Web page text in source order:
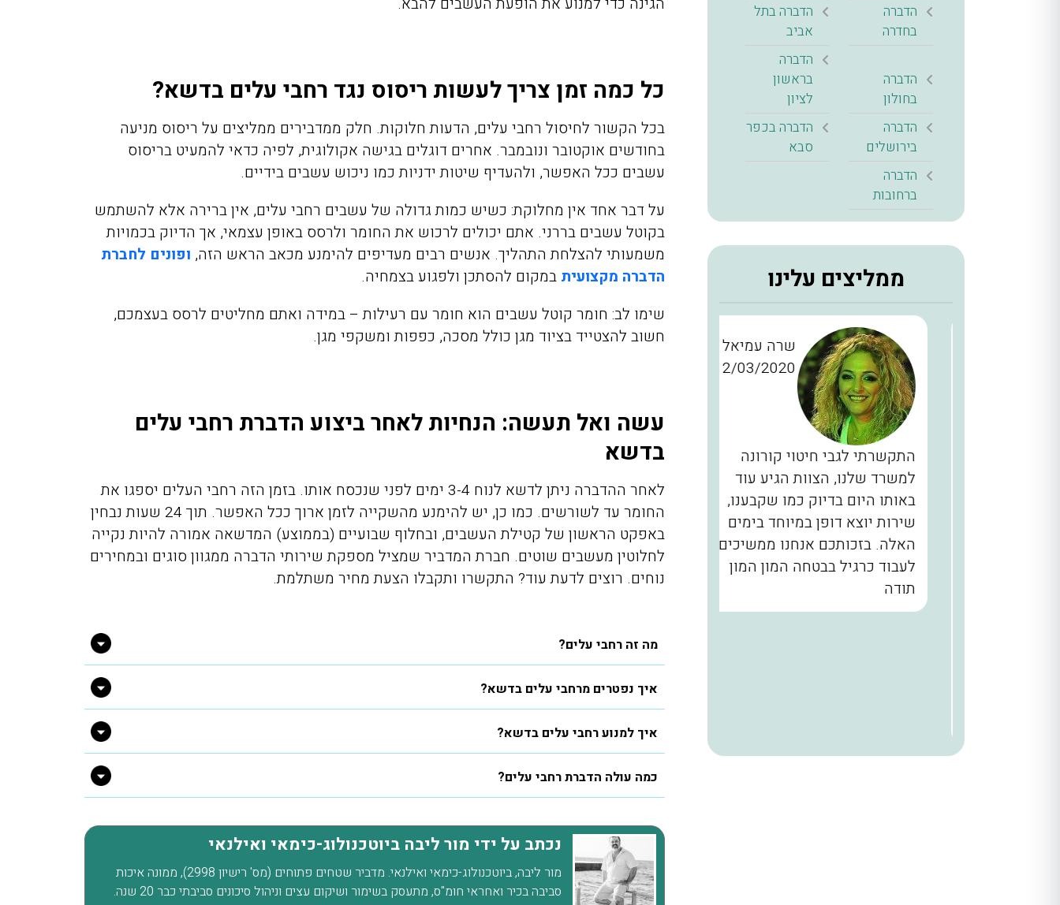
הדברה
בחדרה
הדברה בתל
אביב
הדברה
בחולון
הדברה
בראשון
לציון
הדברה
בירושלים
הדברה בכפר
סבא
הדברה
ברחובות
ממליצים עלינו
שרה עמיאל
12/03/2020
התקשרתי לגבי חיטוי קורונה
למשרד שלנו, הצוות הגיע עוד
באותו היום בדיוק כמו שקבענו,
שירות יוצא דופן במיוחד בימים
האלה. בזכותכם אנחנו ממשיכים
לעבוד כרגיל בבטחה המון המון
תודה
אריאלה לוין
הזמנתי אתכם לצורך הדברת
טרמיטים שהיו לנו בחדר שינה
בפרקט, הגיע בחור בשם דני ביצע
את העבודה בצורה מושלמת וגם
נתן לנו אחריות ככה שאנחנו
רגועים, חודשיים אחרי ואין זכר
לטרמיטים. תודה על השירות
הגיע עם כפפות ומסכה כמו
הדברה של ג'וקים בדירה בפרדס
חנה, אחרי 50 דקות המדביר כבר
היה פה, פשוט תענוג של שירות
אין דברים כאלה. תודה
לא ידענו בהתחלה ממה
נעקצים בלילה זה היה
כולם כבר החליטו שיש לנו
פשפשים בכל הבית עד
מטעמכם בדק וראה שיש
לעשות טיפול רק בחדר
הוגן, יושרה, אין לי ספק
וכאשר אצטרך מדביר
למי לפנות.
כל כמה זמן צריך לעשות ריסוס נגד רחבי עלים בדשא?
בכל הקשור לחיסול רחבי עלים, הדעות חלוקות. חלק ממדבירים ממליצים על ריסוס מניעה
בחודשים אוקטובר ונובמבר. אחרים דוגלים בגישה אקולוגית, לפיה כדאי להמעיט בריסוס
עשבים ככל האפשר, ולהעדיף שיטות ידניות כמו ניכוש עשבים בידיים.
על דבר אחד אין מחלוקת: כשיש כמות גדולה של עשבים רחבי עלים, אין ברירה אלא להשתמש
בקוטל עשבים בררני. אתם יכולים לרכוש את החומר ולרסס באופן עצמאי, אך הדיוק בכמויות
משמעותי להצלחת התהליך. אנשים רבים מעדיפים להימנע מכאב הראש הזה, ופונים לחברת
הדברה מקצועית במקום להסתכן ולפגוע בצמחיה.
שימו לב: חומר קוטל עשבים הוא חומר עם רעילות – במידה ואתם מחליטים לרסס בעצמכם,
חשוב להצטייד בציוד מגן כולל מסכה, כפפות ומשקפי מגן.
עשה ואל תעשה: הנחיות לאחר ביצוע הדברת רחבי עלים
בדשא
לאחר ההדברה ניתן לדשא לנוח 3-4 ימים לפני שנכסח אותו. בזמן הזה רחבי העלים יספגו את
החומר עד לשורשים. כמו כן, יש להימנע מהשקייה לזמן ארוך ככל האפשר. תוך 24 שעות נבחין
באפקט הראשון של קטילת העשבים, ובחלוף שבועיים (בממוצע) המדשאה אמורה להיות נקייה
לחלוטין מעשבים שוטים. חברת המדביר שמציל מספקת שירותי הדברה ממגוון סוגים ובמחירים
נוחים. רוצים לדעת עוד? התקשרו ותקבלו הצעת מחיר משתלמת.
מה זה רחבי עלים?
איך נפטרים מרחבי עלים בדשא?
איך למנוע רחבי עלים בדשא?
כמה עולה הדברת רחבי עלים?
נכתב על ידי מור ליבה ביוטכנולוג-כימאי ואילנאי
מור ליבה, ביוטכנולוג-כימאי ואילנאי. מדביר שטחים פתוחים (מס' רישיון 2998), ממונה איכות
סביבה בכיר ואחראי חומ"ס, מתעסק בשימור ושיקום עצים וניהול סיכונים סביבתי כבר 20 שנה.